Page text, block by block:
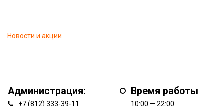
Новости и акции
Администрация:
+7 (812) 333-39-11
Время работы
10:00 — 22:00